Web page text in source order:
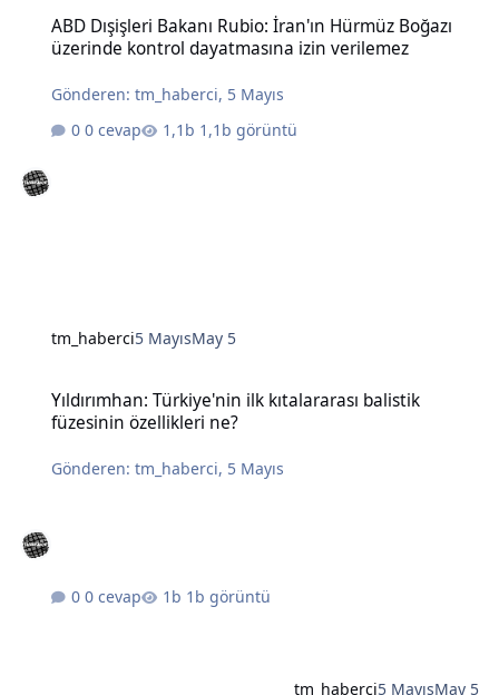
ABD Dışişleri Bakanı Rubio: İran'ın Hürmüz Boğazı
üzerinde kontrol dayatmasına izin verilemez
Gönderen:tm_haberci, 5 Mayıs
0 cevap
1,1b görüntü
tm_haberci5 MayısMay 5
Yıldırımhan: Türkiye'nin ilk kıtalararası balistik
füzesinin özellikleri ne?
Gönderen:tm_haberci, 5 Mayıs
0 cevap 1b görüntü
tm_haberci5 MayısMay 5